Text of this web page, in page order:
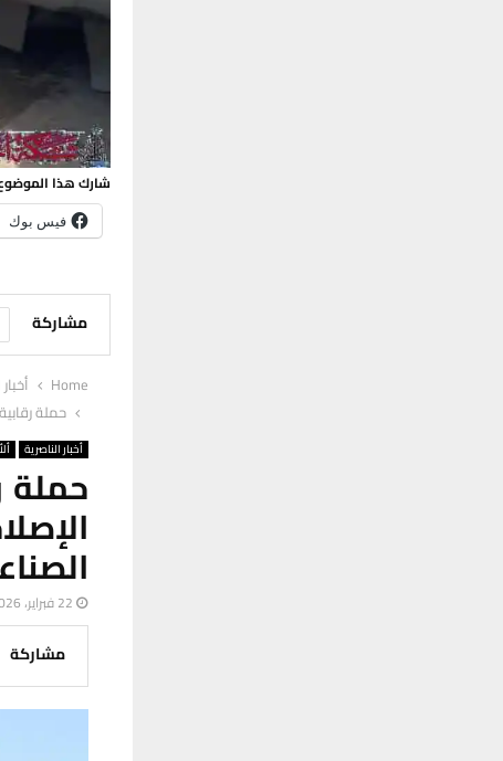
شارك هذا
فيس بوك
مشاركة
Home
حملة
أخبار الناصرية
22 فبراير، 2026
مشاركة